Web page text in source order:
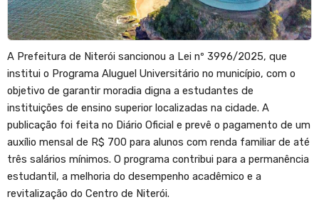
A Prefeitura de Niterói sancionou a Lei nº 3996/2025, que
institui o Programa Aluguel Universitário no município, com o
objetivo de garantir moradia digna a estudantes de
instituições de ensino superior localizadas na cidade. A
publicação foi feita no Diário Oficial e prevê o pagamento de um
auxílio mensal de R$ 700 para alunos com renda familiar de até
três salários mínimos. O programa contribui para a permanência
estudantil, a melhoria do desempenho acadêmico e a
revitalização do Centro de Niterói.